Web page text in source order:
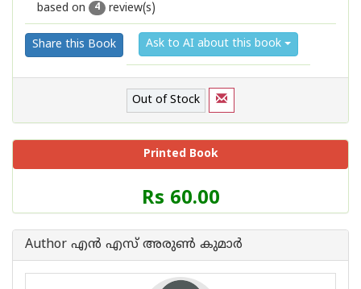
2
1
based on
4 review(s)
Share this Book Ask to AI about this book
Out of Stock
Printed Book
Price
of
Book
Rs 60.00
Author എന്‍ എസ് അരുണ്‍ കുമാര്‍